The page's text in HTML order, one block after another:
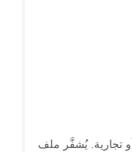
تجارية. يُشفَّر ملف